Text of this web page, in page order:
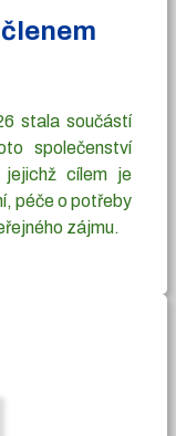
stala součástí
společenství
cílem je
péče o potřeby
zájmu.